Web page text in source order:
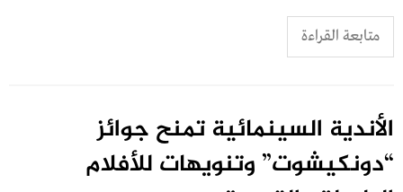
متابعة القراءة
الأندية السينمائية تمنح جوائز
“دونكيشوت” وتنويهات للأفلام